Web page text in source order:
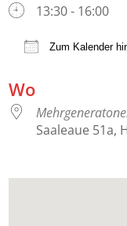
13:30 - 16:00
Zum Kalender
Wo
Saaleaue 51a,